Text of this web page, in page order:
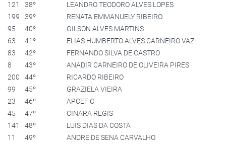
121
38º
LEANDRO TEODORO ALVES LOPES
199
39º
RENATA EMMANUELY RIBEIRO
95
40º
GILSON ALVES MARTINS
63
41º
ELIAS HUMBERTO ALVES CARNEIRO VAZ
83
42º
FERNANDO SILVA DE CASTRO
8
43º
ANADIR CARNEIRO DE OLIVEIRA PIRES
200
44º
RICARDO RIBEIRO
99
45º
GRAZIELA VIEIRA
23
46º
APCEF C
45
47º
CINARA REGIS
141
48º
LUIS DIAS DA COSTA
11
49º
ANDRE DE SENA CARVALHO